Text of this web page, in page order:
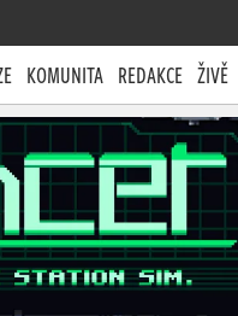
KOMUNITA REDAKCE ŽIVĚ